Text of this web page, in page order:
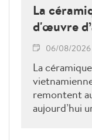
La
d'œuvre
06/08/2026
La
remontent
aujourd’hui